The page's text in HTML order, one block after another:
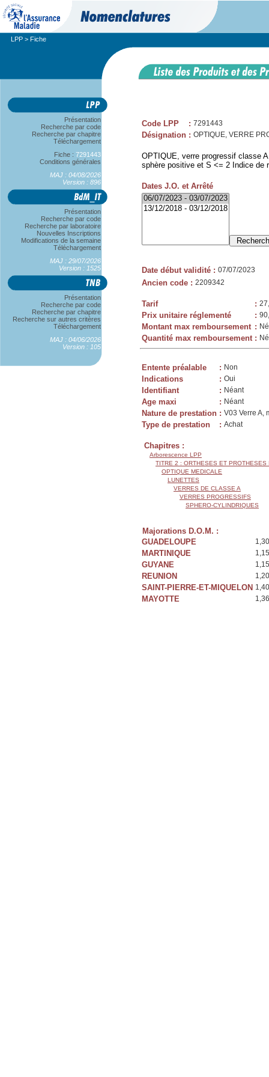
LPP > Fiche
Présentation
Recherche par code
Recherche par chapitre
Téléchargement
Fiche : 7291443
Conditions générales
MAJ : 04/08/2026
Version : 896
Présentation
Recherche par code
Recherche par laboratoire
Nouvelles Inscriptions
Modifications de la semaine
Téléchargement
MAJ : 29/07/2026
Version : 1525
Présentation
Recherche par code
Recherche par chapitre
Recherche sur autres critères
Téléchargement
MAJ : 04/06/2026
Version : 105
Code LPP : 7291443
Désignation : OPTIQUE, VERRE
OPTIQUE, verre progressif classe
sphère positive et S <= 2 Indice de
Dates J.O. et Arrêté
Date début validité : 07/07/2023
Ancien code : 2209342
Tarif :
Prix unitaire réglementé :
Montant max remboursement :
Quantité max remboursement :
Entente préalable : Non
Indications : Oui
Identifiant : Néant
Age maxi : Néant
Nature de prestation : V03 Verre A,
Type de prestation : Achat
Chapitres :
Arborescence LPP
TITRE 2 : ORTHESES ET PROTHESES
OPTIQUE MEDICALE
LUNETTES
VERRES DE CLASSE A
VERRES PROGRESSIFS
SPHERO-CYLINDRIQUES
Majorations D.O.M. :
GUADELOUPE
MARTINIQUE
GUYANE
REUNION
SAINT-PIERRE-ET-MIQUELON
MAYOTTE